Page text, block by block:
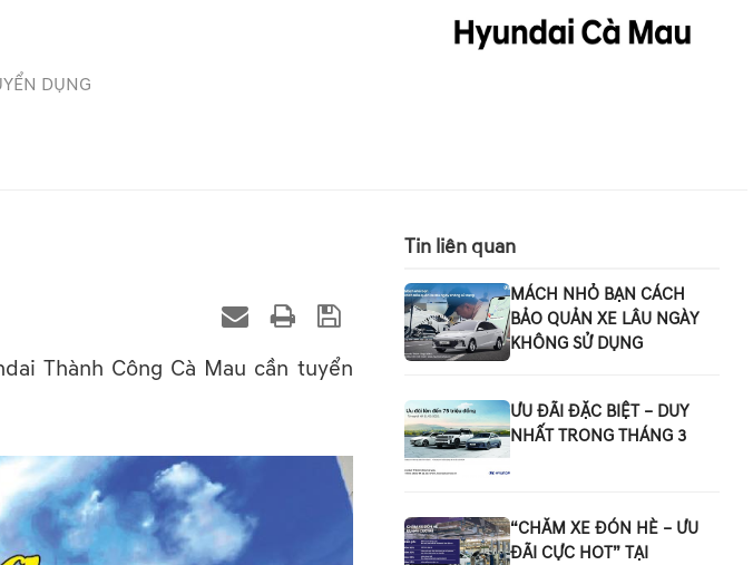
DỤNG
Thành Công Cà Mau cần tuyển
Tin liên quan
MÁCH NHỎ BẠN CÁCH
BẢO QUẢN XE LÂU NGÀY
KHÔNG SỬ DỤNG
ƯU ĐÃI ĐẶC BIỆT – DUY
NHẤT TRONG THÁNG 3
“CHĂM XE ĐÓN HÈ – ƯU
ĐÃI CỰC HOT” TẠI